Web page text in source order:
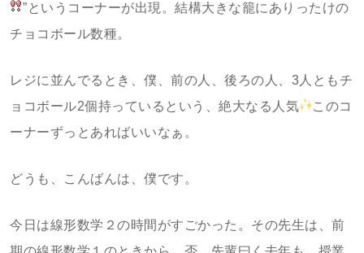
”というコーナーが出現。結構大きな籠にありったけの
チョコボール数種。
レジに並んでるとき、僕、前の人、後ろの人、3人ともチ
ョコボール2個持っているという、絶大なる人気
このコ
ーナーずっとあればいいなぁ。
どうも、こんばんは、僕です。
今日は線形数学２の時間がすごかった。その先生は、前